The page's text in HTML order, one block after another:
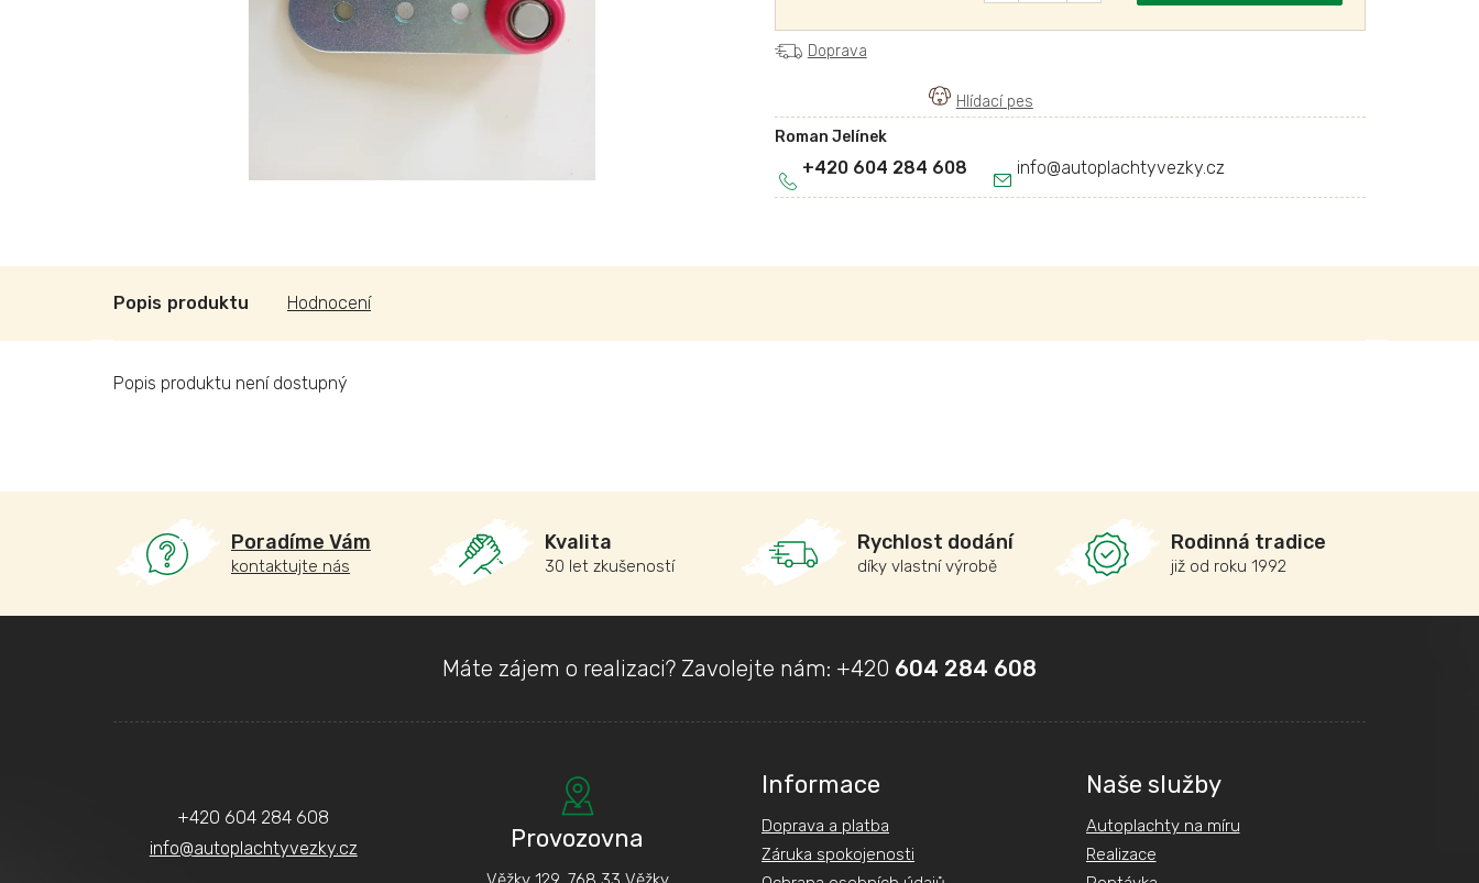
Roman Jelínek
info@autoplachtyvezky.cz
+420 604 284 608
Doprava
Poradíme Vám
kontaktujte nás
Kvalita
30 let zkušeností
Rychlost dodání
díky vlastní výrobě
Rodinná tradice
již od roku 1992
Popis Hodnocení
Popis produktu není dostupný
Máte zájem o realizaci? Zavolejte nám: +420 604 284 608
info@autoplachtyvezky.cz
+420 604 284 608
Provozovna
Informace
Doprava a platba
Záruka spokojenosti
Naše služby
Autoplachty na míru
Realizace